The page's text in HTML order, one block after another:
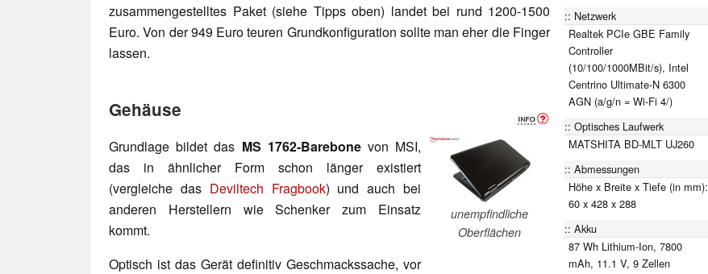
zusammengestelltes Paket (siehe Tipps oben) landet bei rund 1200-1500
Euro. Von der 949 Euro teuren Grundkonfiguration sollte man eher die Finger
lassen.
Gehäuse
unempfindliche
Oberflächen
Grundlage bildet das MS 1762-Barebone von MSI,
das in ähnlicher Form schon länger existiert
(vergleiche das Deviltech Fragbook) und auch bei
anderen Herstellern wie Schenker zum Einsatz
kommt.
Optisch ist das Gerät definitiv Geschmackssache, vor
Netzwerk
Realtek PCIe GBE Family
Controller
(10/100/1000MBit/s), Intel
Centrino Ultimate-N 6300
AGN (a/g/n = Wi-Fi 4/)
Optisches Laufwerk
MATSHITA BD-MLT UJ260
Abmessungen
Höhe x Breite x Tiefe (in mm):
60 x 428 x 288
Akku
87 Wh Lithium-Ion, 7800
mAh, 11.1 V, 9 Zellen